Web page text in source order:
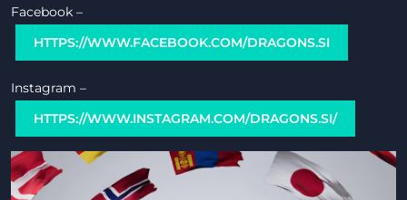
Facebook –
HTTPS://WWW.FACEBOOK.COM/DRAGONS.SI
Instagram –
HTTPS://WWW.INSTAGRAM.COM/DRAGONS.SI/